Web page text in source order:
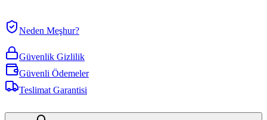
Neden Meşhur?
Güvenlik Gizlilik
Güvenli Ödemeler
Teslimat Garantisi